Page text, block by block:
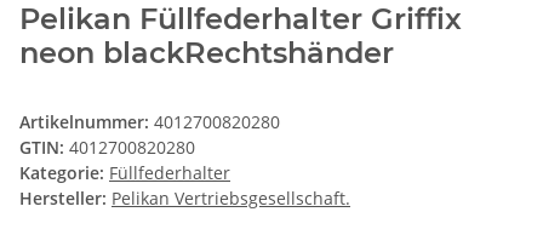
Pelikan Füllfederhalter Griffix
neon blackRechtshänder
Artikelnummer: 4012700820280
GTIN: 4012700820280
Kategorie: Füllfederhalter
Hersteller: Pelikan Vertriebsgesellschaft.